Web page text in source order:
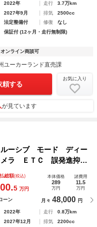
2022年 走行
3.7万km
2027年9月 排気
2500cc
法定整備付 修復
なし
保証付 (12ヶ月・走行無制限)
オンライン商談可
ユーカーランド直売課
頼する
お気に入り
が見ています
ーシブ モード ディー
ラ ＥＴＣ 誤発進抑
シ－ト 衝突安全ボデ
地上デジタル キーレ
イヤー接続可
総額(税込)
5 万円
本体価格
289
万円
諸費用
11.5
万円
ーン 月々 48,000 円
2022年 走行
0.8万km
2027年12月 排気
2200cc